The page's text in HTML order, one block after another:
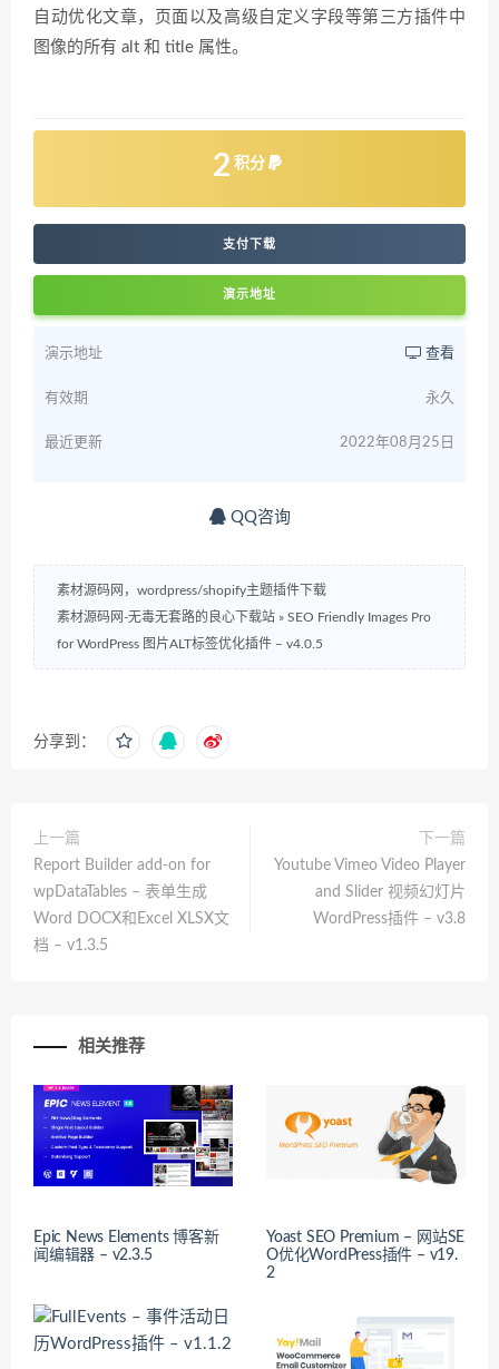
自动优化文章，页面以及高级自定义字段等第三方插件中
图像的所有 alt 和 title 属性。
2 积分
支付下载
演示地址
演示地址 查看
有效期 永久
最近更新 2022年08月25日
QQ咨询
素材源码网，wordpress/shopify主题插件下载
素材源码网-无毒无套路的良心下载站 » SEO Friendly Images Pro
for WordPress 图片ALT标签优化插件 – v4.0.5
分享到：
上一篇
Report Builder add-on for
wpDataTables – 表单生成
Word DOCX和Excel XLSX文
档 – v1.3.5
下一篇
Youtube Vimeo Video Player
and Slider 视频幻灯片
WordPress插件 – v3.8
相关推荐
Epic News Elements 博客新
闻编辑器 – v2.3.5
Yoast SEO Premium – 网站SE
O优化WordPress插件 – v19.
2